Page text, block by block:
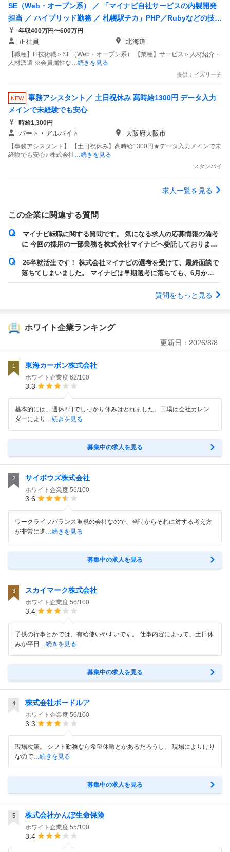
SE（Web・オープン系） ／ 「マイナビ自社サービスの内製開発
担当 ／ ハイブリッド勤務 ／ 札幌駅チカ」PHP／Rubyなどの技術
を活用し／売上100億円を突破した急成長事業をシステムの面から
後押ししていただける内製エンジニアを募集！
年収400万円〜600万円
正社員 北海道
【職種】IT技術職＞SE（Web・オープン系） 【業種】サービス＞人材紹介・
人材派遣 ※会員属性な…続きを見る
提供：ビズリーチ
NEW
事務アシスタント／ 土日祝休み 高時給1300円 データ入力
メインで未経験でも安心
時給1,300円
パート・アルバイト 大阪府大阪市
【事務アシスタント】 【土日祝休み】高時給1300円★データ入力メインで未
経験でも安心♪ 株式会社 …続きを見る
スタンバイ
求人一覧を見る
この企業に関連する質問
マイナビ転職に関する質問です。 気になる求人の応募情報の備考
に 今回の採用の一部業務を株式会社マイナビへ委託しておりま
す。 上記の事が書かれていますが...
26卒就活生です！ 株式会社マイナビの選考を受けて、最終面談で
落ちてしまいました。 マイナビは早期選考に落ちても、6月から
の本選考を受けることができるらし...
質問をもっと見る
ホワイト企業ランキング
更新日： 2026/8/8
1 東海カーボン株式会社
ホワイト企業度 62/100
3.3
基本的には、週休2日でしっかり休みはとれました。工場は会社カレン
ダーにより
…続きを見る
募集中の求人を見る
2 サイボウズ株式会社
ホワイト企業度 56/100
3.6
ワークライフバランス重視の会社なので、当時からそれに対する考え方
が非常に進…続きを見る
募集中の求人を見る
3 スカイマーク株式会社
ホワイト企業度 56/100
3.4
子供の行事とかでは、有給使いやすいです。 仕事内容によって、土日休
みか平日 …続きを見る
募集中の求人を見る
4 株式会社ボードルア
ホワイト企業度 56/100
3.3
現場次第。 シフト勤務なら希望休暇とかあるだろうし。 現場によりけり
なので…続きを見る
募集中の求人を見る
5 株式会社かんぽ生命保険
ホワイト企業度 55/100
3.4